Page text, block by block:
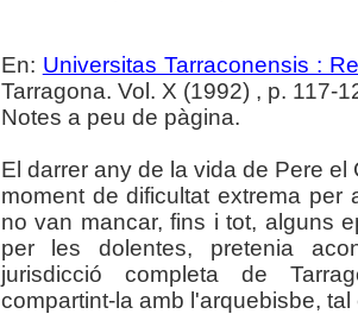
En: Universitas Tarraconensis :
Tarragona. Vol. X (1992) , p. 117-
Notes a peu de pàgina.
El darrer any de la vida de Pere
moment de dificultat extrema
no van mancar, fins i tot, alguns
per les dolentes, pretenia
jurisdicció completa de
compartint-la amb l'arquebisbe,